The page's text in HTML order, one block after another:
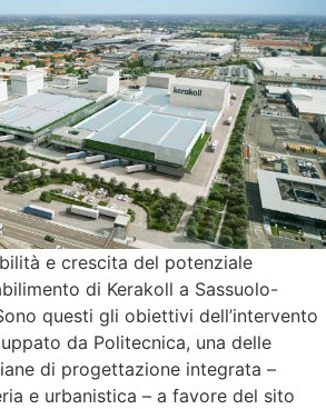
e crescita del potenziale
di Kerakoll a Sassuolo-
questi gli obiettivi dell’intervento
da Politecnica, una delle
di progettazione integrata –
e urbanistica – a favore del sito